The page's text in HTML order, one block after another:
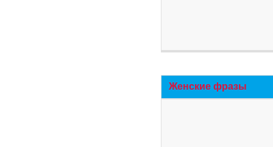
Женские фразы